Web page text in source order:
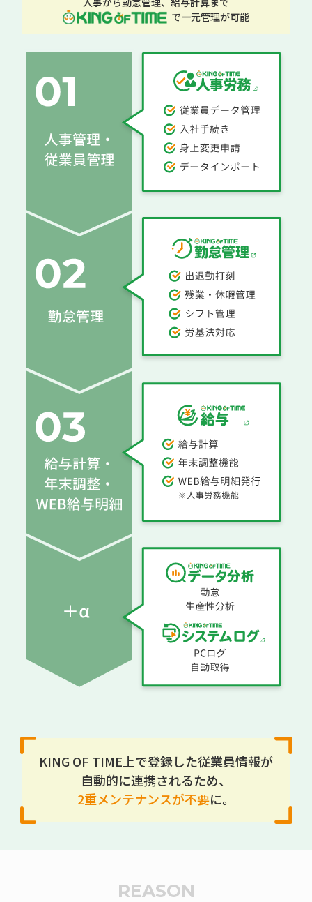
で一元管理が可能
KING OF TIME上で登録した従業員情報が
自動的に連携されるため、
2重メンテナンスが不要に。
REASON